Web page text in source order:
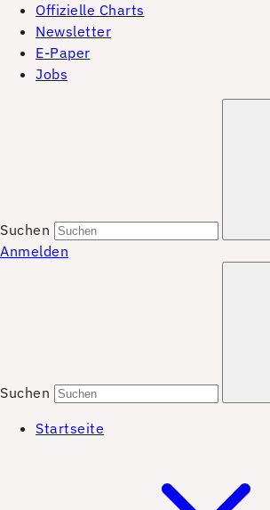
Offizielle Charts
Newsletter
E-Paper
Jobs
Suchen
Anmelden
Suchen
Startseite